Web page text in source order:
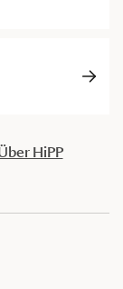
HiPP